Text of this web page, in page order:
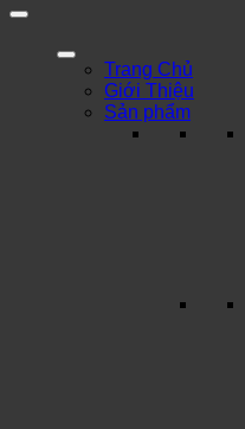
Trang Chủ
Giới Thiệu
Sản phẩm